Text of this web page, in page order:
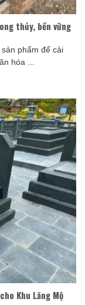
thủy, bền vững
phẩm để cải
hóa ...
Khu Lăng Mộ